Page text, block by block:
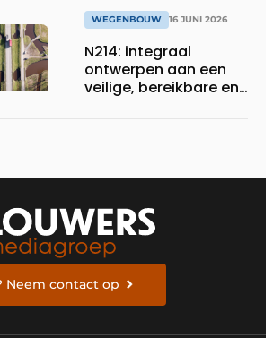
WEGENBOUW 16 JUNI 2026
N214: integraal
ontwerpen aan een
veilige, bereikbare en
Neem contact op